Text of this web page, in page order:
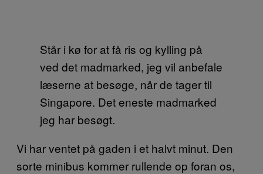
Står i kø for at få ris og kylling på
ved det madmarked, jeg vil anbefale
læserne at besøge, når de tager til
Singapore. Det eneste madmarked
jeg har besøgt.
Vi har ventet på gaden i et halvt minut. Den
sorte minibus kommer rullende op foran os,